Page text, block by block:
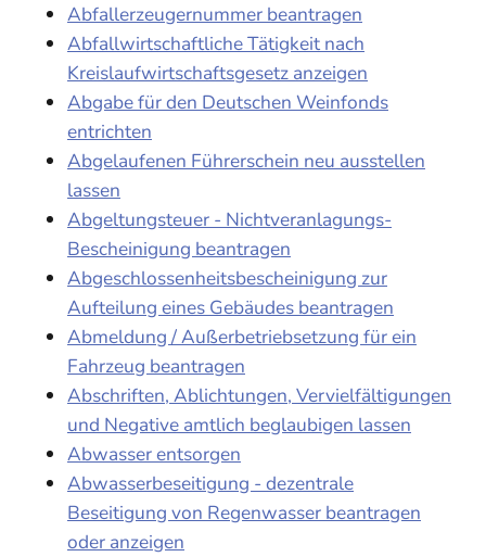
Abfallerzeugernummer beantragen
Abfallwirtschaftliche Tätigkeit nach
Kreislaufwirtschaftsgesetz anzeigen
Abgabe für den Deutschen Weinfonds
entrichten
Abgelaufenen Führerschein neu ausstellen
lassen
Abgeltungsteuer - Nichtveranlagungs-
Bescheinigung beantragen
Abgeschlossenheitsbescheinigung zur
Aufteilung eines Gebäudes beantragen
Abmeldung / Außerbetriebsetzung für ein
Fahrzeug beantragen
Abschriften, Ablichtungen, Vervielfältigungen
und Negative amtlich beglaubigen lassen
Abwasser entsorgen
Abwasserbeseitigung - dezentrale
Beseitigung von Regenwasser beantragen
oder anzeigen